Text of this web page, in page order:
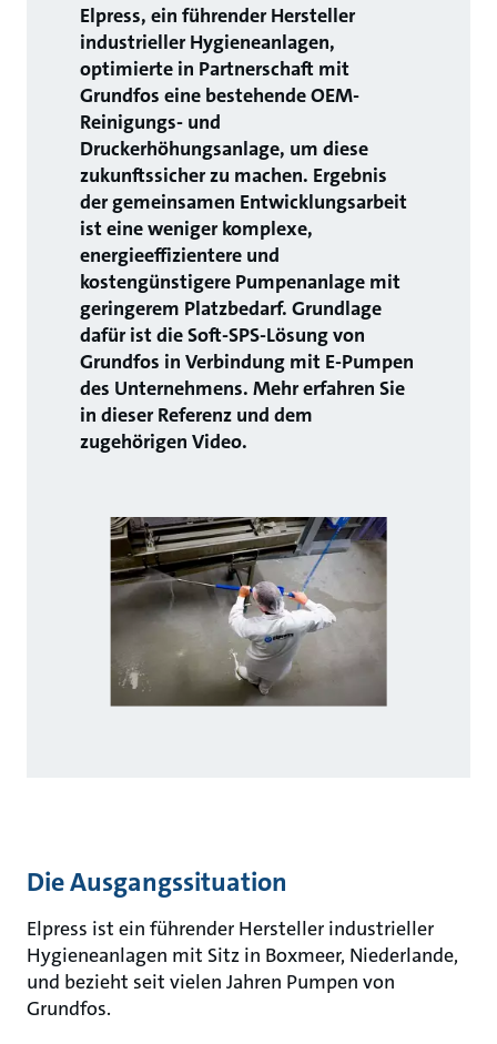
Elpress, ein führender Hersteller
industrieller Hygieneanlagen,
optimierte in Partnerschaft mit
Grundfos eine bestehende OEM-
Reinigungs- und
Druckerhöhungsanlage, um diese
zukunftssicher zu machen. Ergebnis
der gemeinsamen Entwicklungsarbeit
ist eine weniger komplexe,
energieeffizientere und
kostengünstigere Pumpenanlage mit
geringerem Platzbedarf. Grundlage
dafür ist die Soft-SPS-Lösung von
Grundfos in Verbindung mit E-Pumpen
des Unternehmens. Mehr erfahren Sie
in dieser Referenz und dem
zugehörigen Video.
Die Ausgangssituation
Elpress ist ein führender Hersteller industrieller
Hygieneanlagen mit Sitz in Boxmeer, Niederlande,
und bezieht seit vielen Jahren Pumpen von
Grundfos.